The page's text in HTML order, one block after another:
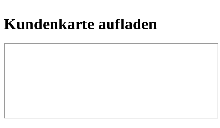
Kundenkarte aufladen